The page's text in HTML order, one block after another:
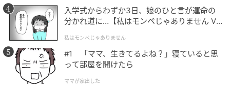
入学式からわずか3日、娘のひと言が運命の
分かれ道に…【私はモンペじゃありません Vo
私はモンペじゃありません
#1 「ママ、生きてるよね？」寝ていると思
って部屋を開けたら
ママが家出した